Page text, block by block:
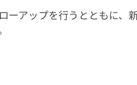
ーアップを行うとともに、